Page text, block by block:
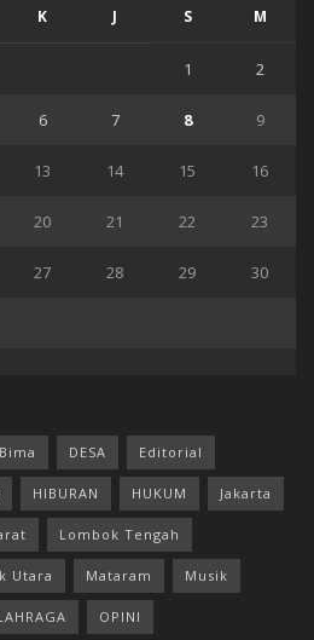
K J S M
1 2
6 7 8 9
13 14 15 16
20 21 22 23
27 28 29 30
Bima DESA Editorial
HIBURAN HUKUM Jakarta
Lombok Tengah
Utara Mataram Musik
OPINI